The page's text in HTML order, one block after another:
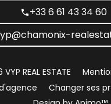
+33 6 61 43 34 60
REAL ESTATE
Changer ses